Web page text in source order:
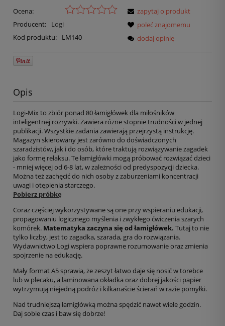
Ocena:
Producent:
Logi
Kod produktu:
LM140
zapytaj o produkt
poleć znajomemu
dodaj opinię
Opis
Logi-Mix to zbiór ponad 80 łamigłówek dla miłośników
inteligentnej rozrywki. Zawiera różne stopnie trudności w jednej
publikacji. Wszystkie zadania zawierają przejrzystą instrukcję.
Magazyn skierowany jest zarówno do doświadczonych
szaradzistów, jak i do osób, które traktują rozwiązywanie zagadek
jako formę relaksu. Te łamigłówki mogą próbować rozwiązać dzieci
- mniej więcej od 6-8 lat, w zależności od predyspozycji dziecka.
Można też zachęcić do nich osoby z zaburzeniami koncentracji
uwagi i otępienia starczego.
Pobierz próbkę
Coraz częściej wykorzystywane są one przy wspieraniu edukacji,
propagowaniu logicznego myślenia i zwykłego ćwiczenia szarych
komórek. Matematyka zaczyna się od łamigłówek. Tutaj to nie
tylko liczby, jest to zagadka, szarada, gra do rozwiązania.
Wydawnictwo Logi wspiera poprawne rozumowanie oraz zmienia
spojrzenie na edukację.
Mały format A5 sprawia, że zeszyt łatwo daje się nosić w torebce
lub w plecaku, a laminowana okładka oraz dobrej jakości papier
wytrzymują niejedną podróż i kilkanaście ścierań w razie pomyłki.
Nad trudniejszą łamigłówką można spędzić nawet wiele godzin.
Daj sobie czas i baw się dobrze!